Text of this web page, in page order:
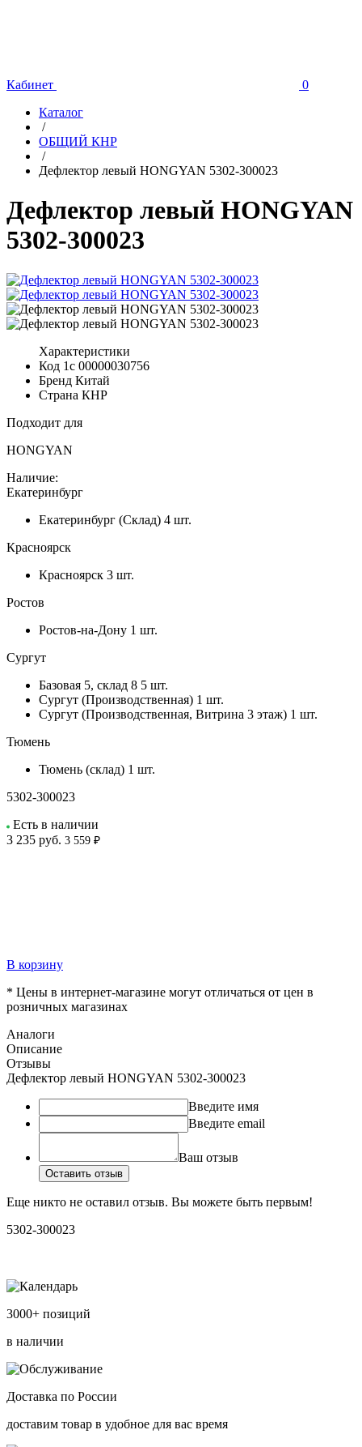
Кабинет
0
Каталог
/
ОБЩИЙ КНР
/
Дефлектор левый HONGYAN 5302-300023
Дефлектор левый HONGYAN
5302-300023
Характеристики
Код 1с 00000030756
Бренд Китай
Страна КНР
Подходит для
HONGYAN
Наличие:
Екатеринбург
Екатеринбург (Склад) 4 шт.
Красноярск
Красноярск 3 шт.
Ростов
Ростов-на-Дону 1 шт.
Сургут
Базовая 5, склад 8 5 шт.
Сургут (Производственная) 1 шт.
Сургут (Производственная, Витрина 3 этаж) 1 шт.
Тюмень
Тюмень (склад) 1 шт.
5302-300023
Есть в наличии
3 235 руб. 3 559 ₽
В корзину
* Цены в интернет-магазине могут отличаться от цен в
розничных магазинах
Аналоги
Описание
Отзывы
Дефлектор левый HONGYAN 5302-300023
Введите имя
Введите email
Ваш отзыв
Оставить отзыв
Еще никто не оставил отзыв. Вы можете быть первым!
5302-300023
3000+ позиций
в наличии
Доставка по России
доставим товар в удобное для вас время